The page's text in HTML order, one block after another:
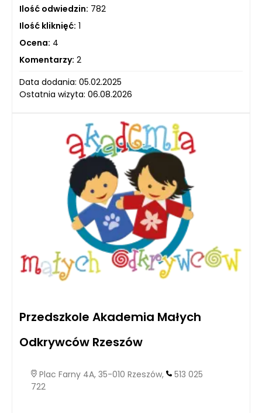
Ilość odwiedzin: 782
Ilość kliknięć: 1
Ocena: 4
Komentarzy: 2
Data dodania: 05.02.2025
Ostatnia wizyta: 06.08.2026
Przedszkole Akademia Małych
Odkrywców Rzeszów
Plac Farny 4A, 35-010 Rzeszów,
513 025
722